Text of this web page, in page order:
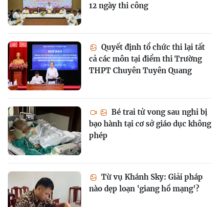
12 ngày thi công
Quyết định tổ chức thi lại tất
cả các môn tại điểm thi Trường
THPT Chuyên Tuyên Quang
Bé trai tử vong sau nghi bị
bạo hành tại cơ sở giáo dục không
phép
Từ vụ Khánh Sky: Giải pháp
nào dẹp loạn 'giang hồ mạng'?